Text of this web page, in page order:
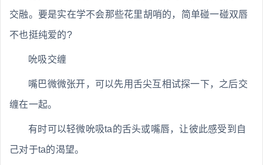
交融。要是实在学不会那些花里胡哨的，简单碰一碰双唇
不也挺纯爱的?
吮吸交缠
嘴巴微微张开，可以先用舌尖互相试探一下，之后交
缠在一起。
有时可以轻微吮吸ta的舌头或嘴唇，让彼此感受到自
己对于ta的渴望。